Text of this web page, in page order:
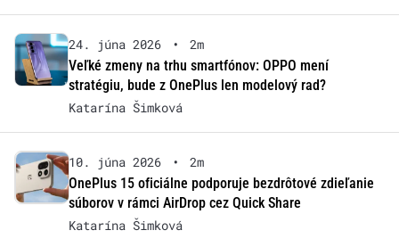
24. júna 2026 •
2m
Veľké zmeny na trhu smartfónov: OPPO mení
stratégiu, bude z OnePlus len modelový rad?
Katarína Šimková
10. júna 2026 •
2m
OnePlus 15 oficiálne podporuje bezdrôtové zdieľanie
súborov v rámci AirDrop cez Quick Share
Katarína Šimková